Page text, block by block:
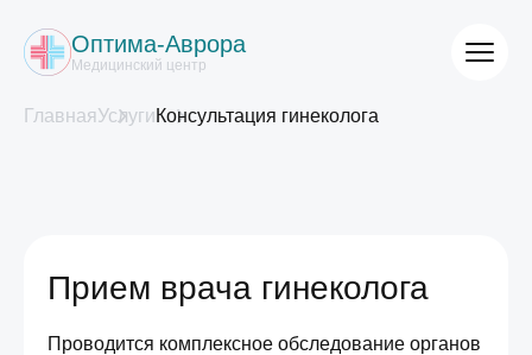
Оптима-Аврора
Медицинский центр
ГлавнаяУслугиКонсультация гинеколога
Прием врача гинеколога
Проводится комплексное обследование органов